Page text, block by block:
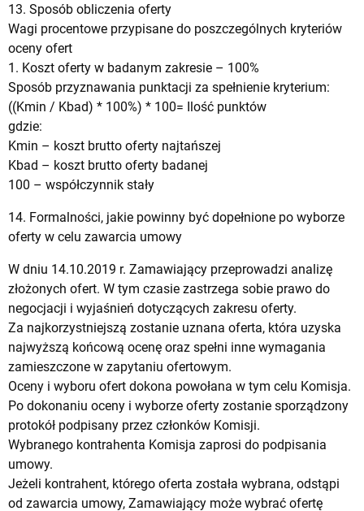
13. Sposób obliczenia oferty
Wagi procentowe przypisane do poszczególnych kryteriów
oceny ofert
1. Koszt oferty w badanym zakresie – 100%
Sposób przyznawania punktacji za spełnienie kryterium:
((Kmin / Kbad) * 100%) * 100= Ilość punktów
gdzie:
Kmin – koszt brutto oferty najtańszej
Kbad – koszt brutto oferty badanej
100 – współczynnik stały
14. Formalności, jakie powinny być dopełnione po wyborze
oferty w celu zawarcia umowy
W dniu 14.10.2019 r. Zamawiający przeprowadzi analizę
złożonych ofert. W tym czasie zastrzega sobie prawo do
negocjacji i wyjaśnień dotyczących zakresu oferty.
Za najkorzystniejszą zostanie uznana oferta, która uzyska
najwyższą końcową ocenę oraz spełni inne wymagania
zamieszczone w zapytaniu ofertowym.
Oceny i wyboru ofert dokona powołana w tym celu Komisja.
Po dokonaniu oceny i wyborze oferty zostanie sporządzony
protokół podpisany przez członków Komisji.
Wybranego kontrahenta Komisja zaprosi do podpisania
umowy.
Jeżeli kontrahent, którego oferta została wybrana, odstąpi
od zawarcia umowy, Zamawiający może wybrać ofertę